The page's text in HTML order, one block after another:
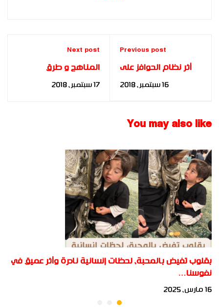
Previous post
أثر نظام الحوافز على
16 سبتمبر، 2018
Next post
المناهج و طرق
17 سبتمبر، 2018
You may also like
بقلوب تفيض بالمحبة، لحظات إنسانية نادرة وأثر عميق في
نفوسنا…
16 مارس، 2025